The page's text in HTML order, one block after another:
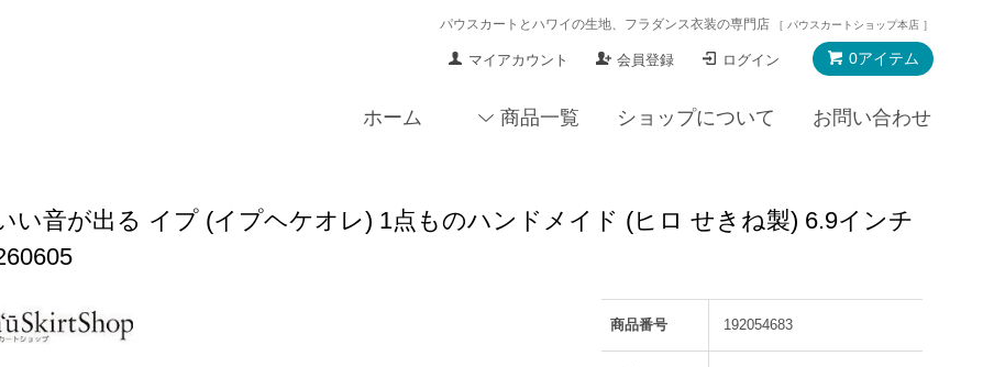
パウスカートとハワイの生地、フラダンス衣装の専門店 ［ パウスカートショップ本店 ］
0アイテム
マイアカウント 会員登録 ログイン
ホーム 商品一覧 ショップについて お問い合わせ
い音が出る イプ (イプヘケオレ) 1点ものハンドメイド (ヒロ せきね製) 6.9インチ
商品番号 192054683